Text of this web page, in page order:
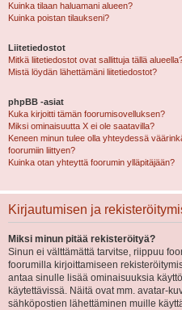
Kuinka tilaan haluamani alueen?
Kuinka poistan tilaukseni?
Liitetiedostot
Mitkä liitetiedostot ovat sallittuja tällä
Mistä löydän lähettämäni liitetiedostot?
phpBB -asiat
Kuka kirjoitti tämän foorumisovelluksen?
Miksi ominaisuutta X ei ole saatavilla?
Keneen minun tulee olla yhteydessä
foorumiin liittyen?
Kuinka otan yhteyttä foorumin ylläpitäjään?
Kirjautumisen ja
Miksi minun pitää rekisteröityä?
Sinun ei välttämättä tarvitse, riippuu
foorumilla kirjoittamiseen
antaa sinulle lisää ominaisuuksia
käytettävissä. Näitä ovat mm. avatar-
sähköpostien lähettäminen muille